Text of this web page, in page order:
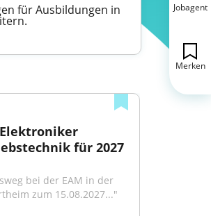
für Ausbildungen in
für 2027
bei der EAM in der
zum 15.08.2027..."
Jobagent
Merken